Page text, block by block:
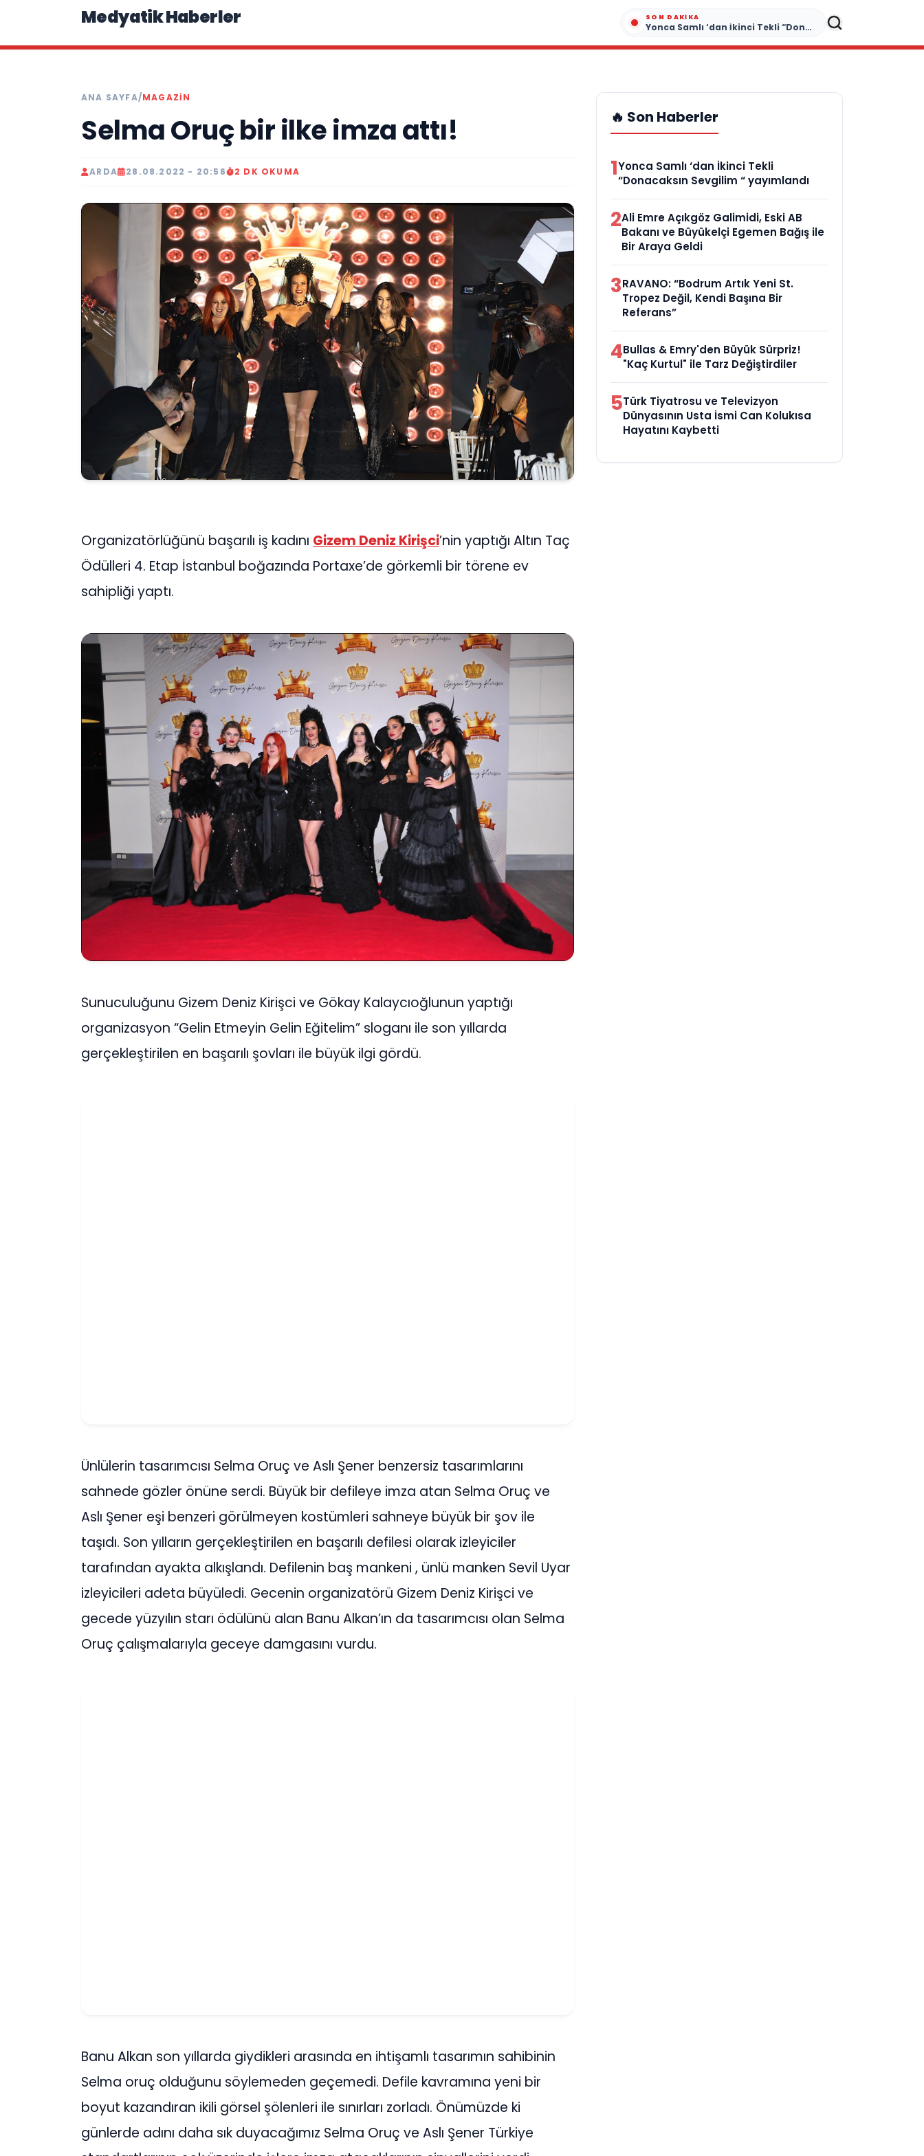
Medyatik Haberler SON DAKIKA
Yonca Samlı ‘dan İkinci Tekli “Donacaksın Sevgilim “ yayımlandı
ANA SAYFA/MAGAZİN
Selma Oruç bir ilke imza attı!
ARDA 28.08.2022 - 20:56 2 DK OKUMA
Organizatörlüğünü başarılı iş kadını Gizem Deniz Kirişci’nin yaptığı Altın Taç
Ödülleri 4. Etap İstanbul boğazında Portaxe’de görkemli bir törene ev
sahipliği yaptı.
Sunuculuğunu Gizem Deniz Kirişci ve Gökay Kalaycıoğlunun yaptığı
organizasyon “Gelin Etmeyin Gelin Eğitelim” sloganı ile son yıllarda
gerçekleştirilen en başarılı şovları ile büyük ilgi gördü.
Ünlülerin tasarımcısı Selma Oruç ve Aslı Şener benzersiz tasarımlarını
sahnede gözler önüne serdi. Büyük bir defileye imza atan Selma Oruç ve
Aslı Şener eşi benzeri görülmeyen kostümleri sahneye büyük bir şov ile
taşıdı. Son yılların gerçekleştirilen en başarılı defilesi olarak izleyiciler
tarafından ayakta alkışlandı. Defilenin baş mankeni , ünlü manken Sevil Uyar
izleyicileri adeta büyüledi. Gecenin organizatörü Gizem Deniz Kirişci ve
gecede yüzyılın starı ödülünü alan Banu Alkan’ın da tasarımcısı olan Selma
Oruç çalışmalarıyla geceye damgasını vurdu.
Banu Alkan son yıllarda giydikleri arasında en ihtişamlı tasarımın sahibinin
Selma oruç olduğunu söylemeden geçemedi. Defile kavramına yeni bir
boyut kazandıran ikili görsel şölenleri ile sınırları zorladı. Önümüzde ki
günlerde adını daha sık duyacağımız Selma Oruç ve Aslı Şener Türkiye
🔥 Son Haberler
1Yonca Samlı ‘dan İkinci Tekli
“Donacaksın Sevgilim “ yayımlandı
2Ali Emre Açıkgöz Galimidi, Eski AB
Bakanı ve Büyükelçi Egemen Bağış ile
Bir Araya Geldi
3RAVANO: “Bodrum Artık Yeni St.
Tropez Değil, Kendi Başına Bir
Referans”
4Bullas & Emry'den Büyük Sürpriz!
"Kaç Kurtul" ile Tarz Değiştirdiler
5Türk Tiyatrosu ve Televizyon
Dünyasının Usta İsmi Can Kolukısa
Hayatını Kaybetti